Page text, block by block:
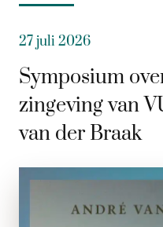
27 juli 2026
Symposium
zingeving van
van der Braak